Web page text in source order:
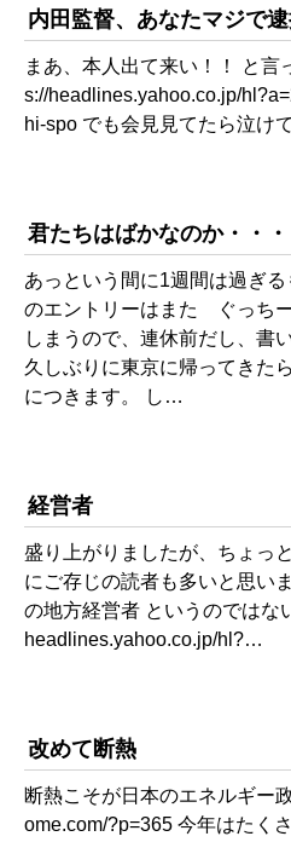
内田監督、あなたマジで逮
まあ、本人出て来い！！ と言
s://headlines.yahoo.co.jp/
hi-spo でも会見見てたら泣け
君たちはばかなのか・・・
あっという間に1週間は過ぎ
のエントリーはまた ぐっち
しまうので、連休前だし、書
久しぶりに東京に帰ってきた
につきます。 し…
経営者
盛り上がりましたが、ちょっ
にご存じの読者も多いと思い
の地方経営者 というのではな
headlines.yahoo.co.jp/hl?…
改めて断熱
断熱こそが日本のエネルギー
ome.com/?p=365 今年はたく